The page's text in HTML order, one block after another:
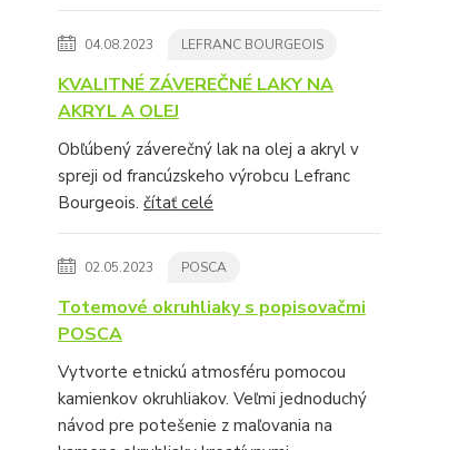
04.08.2023 LEFRANC BOURGEOIS
KVALITNÉ ZÁVEREČNÉ LAKY NA
AKRYL A OLEJ
Obľúbený záverečný lak na olej a akryl v
spreji od francúzskeho výrobcu Lefranc
Bourgeois. čítať celé
02.05.2023 POSCA
Totemové okruhliaky s popisovačmi
POSCA
Vytvorte etnickú atmosféru pomocou
kamienkov okruhliakov. Veľmi jednoduchý
návod pre potešenie z maľovania na